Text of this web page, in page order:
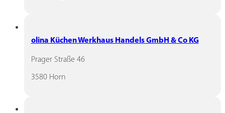
olina Küchen Werkhaus Handels GmbH & Co KG
Prager Straße 46
3580 Horn